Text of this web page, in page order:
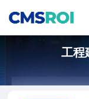
工程